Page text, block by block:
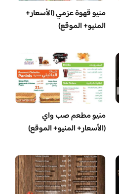
منيو قهوة عزمي (الأسعار+
المنيو+ الموقع)
منيو مطعم صب واي
(الأسعار+ المنيو+ الموقع)